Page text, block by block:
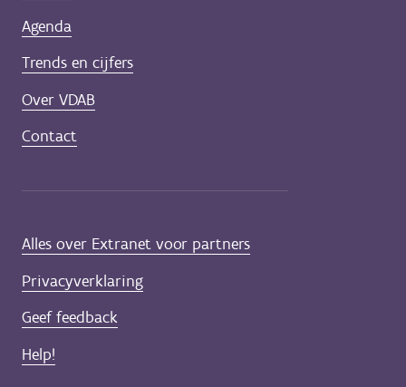
Agenda
Trends en cijfers
Over VDAB
Contact
Alles over Extranet voor partners
Privacyverklaring
Geef feedback
Help!